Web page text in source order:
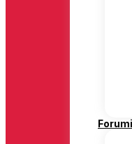
Forumi